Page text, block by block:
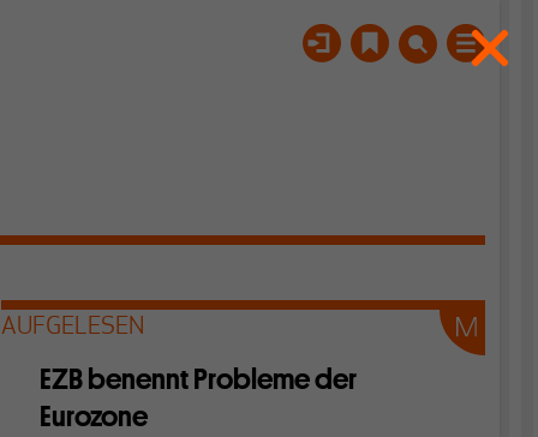
AUFGELESEN
EZB benennt Probleme der
Eurozone